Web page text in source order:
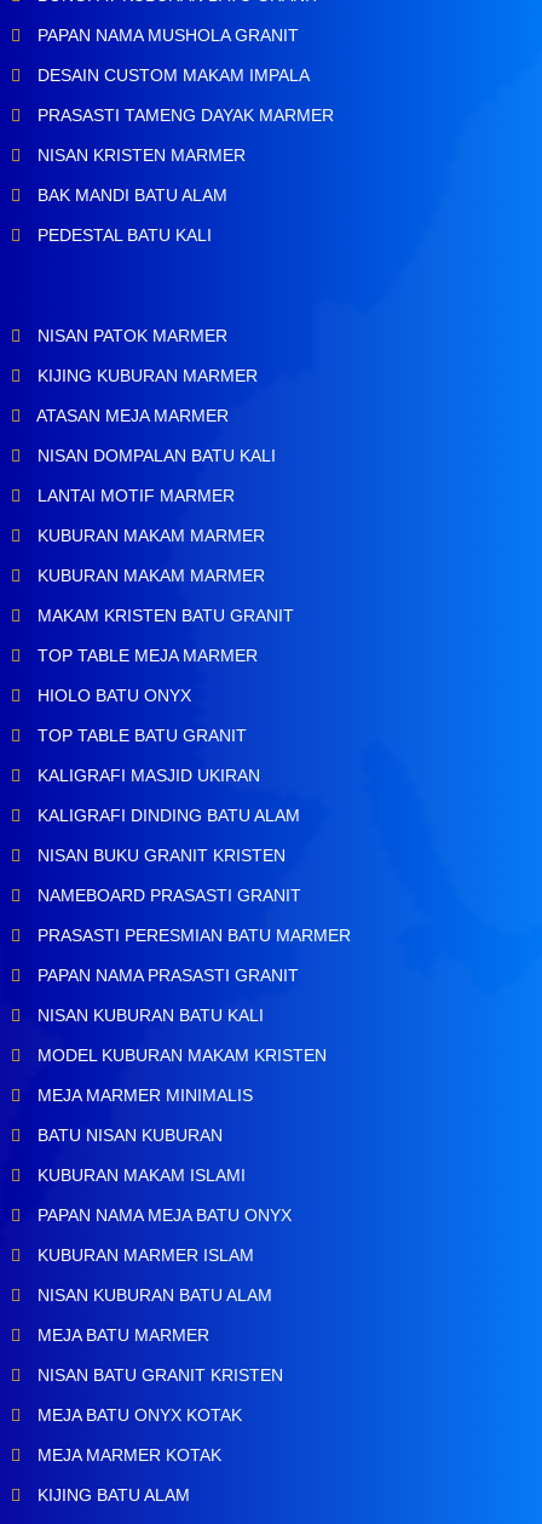
PAPAN NAMA MUSHOLA GRANIT
DESAIN CUSTOM MAKAM IMPALA
PRASASTI TAMENG DAYAK MARMER
NISAN KRISTEN MARMER
BAK MANDI BATU ALAM
PEDESTAL BATU KALI
NISAN PATOK MARMER
KIJING KUBURAN MARMER
ATASAN MEJA MARMER
NISAN DOMPALAN BATU KALI
LANTAI MOTIF MARMER
KUBURAN MAKAM MARMER
KUBURAN MAKAM MARMER
MAKAM KRISTEN BATU GRANIT
TOP TABLE MEJA MARMER
HIOLO BATU ONYX
TOP TABLE BATU GRANIT
KALIGRAFI MASJID UKIRAN
KALIGRAFI DINDING BATU ALAM
NISAN BUKU GRANIT KRISTEN
NAMEBOARD PRASASTI GRANIT
PRASASTI PERESMIAN BATU MARMER
PAPAN NAMA PRASASTI GRANIT
NISAN KUBURAN BATU KALI
MODEL KUBURAN MAKAM KRISTEN
MEJA MARMER MINIMALIS
BATU NISAN KUBURAN
KUBURAN MAKAM ISLAMI
PAPAN NAMA MEJA BATU ONYX
KUBURAN MARMER ISLAM
NISAN KUBURAN BATU ALAM
MEJA BATU MARMER
NISAN BATU GRANIT KRISTEN
MEJA BATU ONYX KOTAK
MEJA MARMER KOTAK
KIJING BATU ALAM